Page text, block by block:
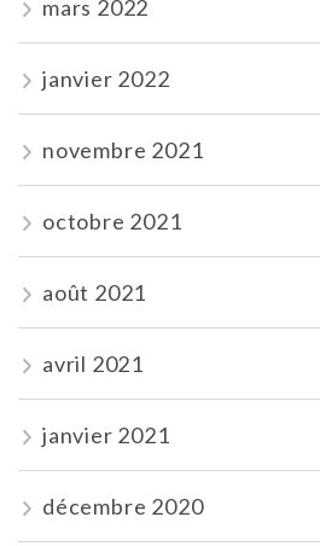
mars 2022
janvier 2022
novembre 2021
octobre 2021
août 2021
avril 2021
janvier 2021
décembre 2020